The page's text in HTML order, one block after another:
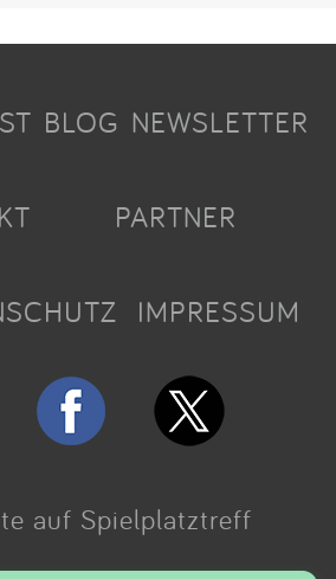
BLOG NEWSLETTER
PARTNER
IMPRESSUM
auf Spielplatztreff